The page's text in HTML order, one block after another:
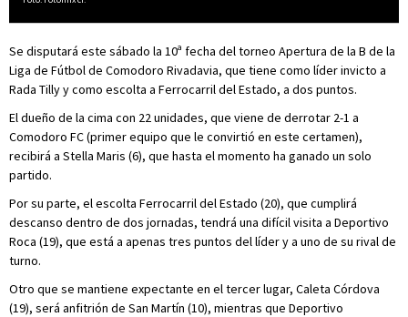
Se disputará este sábado la 10ª fecha del torneo Apertura de la B de la
Liga de Fútbol de Comodoro Rivadavia, que tiene como líder invicto a
Rada Tilly y como escolta a Ferrocarril del Estado, a dos puntos.
El dueño de la cima con 22 unidades, que viene de derrotar 2-1 a
Comodoro FC (primer equipo que le convirtió en este certamen),
recibirá a Stella Maris (6), que hasta el momento ha ganado un solo
partido.
Por su parte, el escolta Ferrocarril del Estado (20), que cumplirá
descanso dentro de dos jornadas, tendrá una difícil visita a Deportivo
Roca (19), que está a apenas tres puntos del líder y a uno de su rival de
turno.
Otro que se mantiene expectante en el tercer lugar, Caleta Córdova
(19), será anfitrión de San Martín (10), mientras que Deportivo